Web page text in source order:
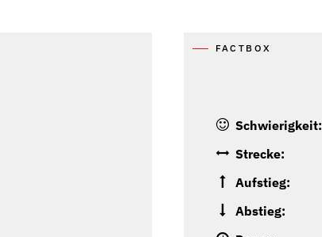
FACTBOX
Schwierigkeit:
Strecke:
Aufstieg:
Abstieg: